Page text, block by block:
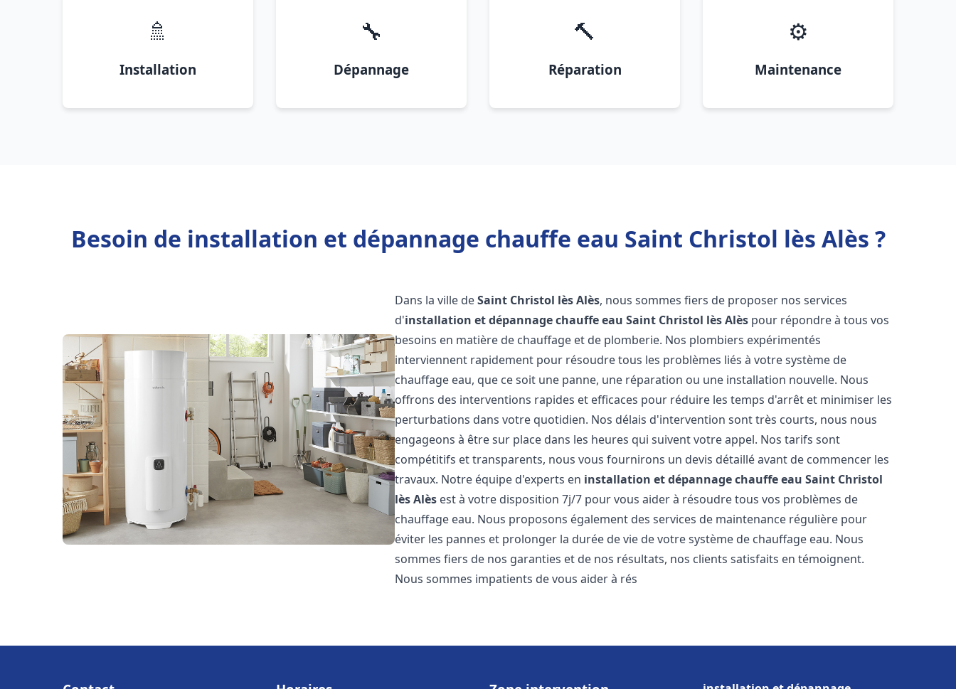
🚿
Installation
🔧
Dépannage
🔨
Réparation
⚙️
Maintenance
Besoin de installation et dépannage chauffe eau Saint Christol lès Alès ?
Dans la ville deSaint Christol lès Alès, nous sommes fiers de proposer nos services
d'installation et dépannage chauffe eau Saint Christol lès Alès pour répondre à tous vos
besoins en matière de chauffage et de plomberie. Nos plombiers expérimentés
interviennent rapidement pour résoudre tous les problèmes liés à votre système de
chauffage eau, que ce soit une panne, une réparation ou une installation nouvelle. Nous
offrons des interventions rapides et efficaces pour réduire les temps d'arrêt et minimiser les
perturbations dans votre quotidien. Nos délais d'intervention sont très courts, nous nous
engageons à être sur place dans les heures qui suivent votre appel. Nos tarifs sont
compétitifs et transparents, nous vous fournirons un devis détaillé avant de commencer les
travaux. Notre équipe d'experts en installation et dépannage chauffe eau Saint Christol
lès Alès est à votre disposition 7j/7 pour vous aider à résoudre tous vos problèmes de
chauffage eau. Nous proposons également des services de maintenance régulière pour
éviter les pannes et prolonger la durée de vie de votre système de chauffage eau. Nous
sommes fiers de nos garanties et de nos résultats, nos clients satisfaits en témoignent.
Nous sommes impatients de vous aider à rés